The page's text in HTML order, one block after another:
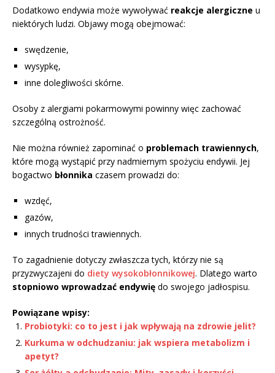
Dodatkowo endywia może wywoływać reakcje alergiczne u
niektórych ludzi. Objawy mogą obejmować:
swędzenie,
wysypkę,
inne dolegliwości skórne.
Osoby z alergiami pokarmowymi powinny więc zachować
szczególną ostrożność.
Nie można również zapominać o problemach trawiennych,
które mogą wystąpić przy nadmiernym spożyciu endywii. Jej
bogactwo błonnika czasem prowadzi do:
wzdęć,
gazów,
innych trudności trawiennych.
To zagadnienie dotyczy zwłaszcza tych, którzy nie są
przyzwyczajeni do diety wysokobłonnikowej. Dlatego warto
stopniowo wprowadzać endywię do swojego jadłospisu.
Powiązane wpisy:
Probiotyki: co to jest i jak wpływają na zdrowie jelit?
Kurkuma w odchudzaniu: jak wspiera metabolizm i
apetyt?